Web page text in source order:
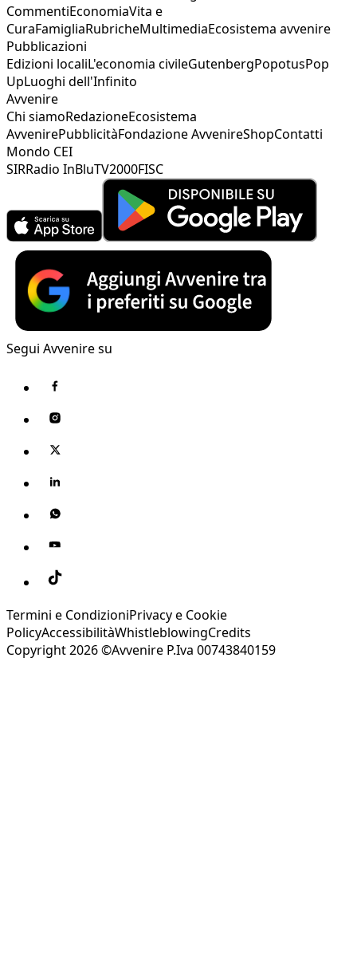
CommentiEconomiaVita e
CuraFamigliaRubricheMultimediaEcosistema avvenire
Pubblicazioni
Edizioni localiL'economia civileGutenbergPopotusPop
UpLuoghi dell'Infinito
Avvenire
Chi siamoRedazioneEcosistema
AvvenirePubblicitàFondazione AvvenireShopContatti
Mondo CEI
SIRRadio InBluTV2000FISC
Segui Avvenire su
Termini e CondizioniPrivacy e Cookie
PolicyAccessibilitàWhistleblowingCredits
Copyright 2026 ©Avvenire P.Iva 00743840159